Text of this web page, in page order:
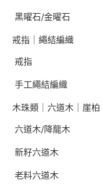
黑曜石/金曜石
戒指｜繩結編織
戒指
手工繩結編織
木珠類｜六道木｜崖柏
六道木/降龍木
新籽六道木
老料六道木